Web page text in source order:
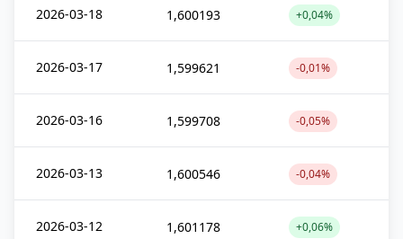
2026-03-18 1,600193 +0,04%
2026-03-17 1,599621 -0,01%
2026-03-16 1,599708 -0,05%
2026-03-13 1,600546 -0,04%
2026-03-12 1,601178 +0,06%